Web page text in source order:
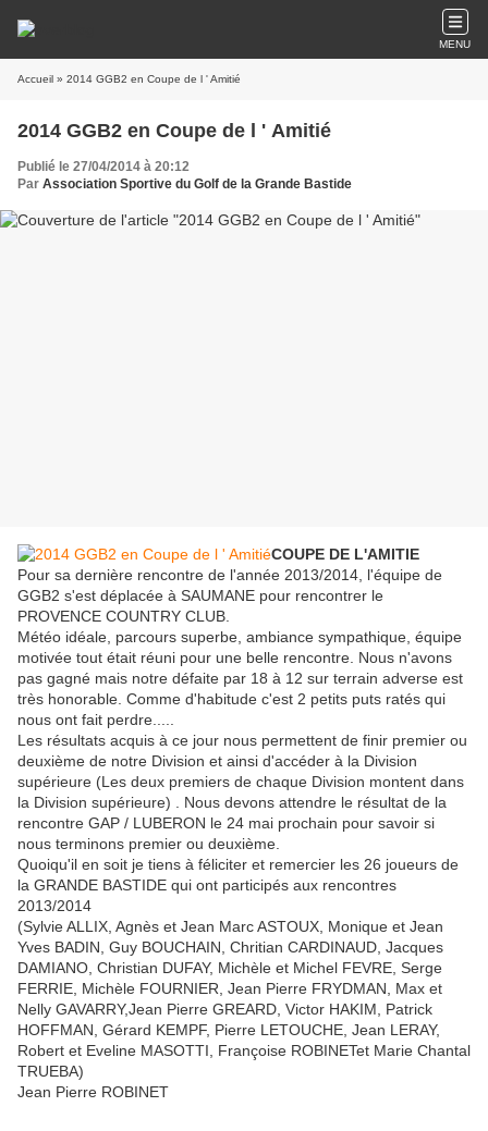
MENU
Accueil » 2014 GGB2 en Coupe de l ' Amitié
2014 GGB2 en Coupe de l ' Amitié
Publié le 27/04/2014 à 20:12
Par Association Sportive du Golf de la Grande Bastide
COUPE DE L'AMITIE
Pour sa dernière rencontre de l'année 2013/2014, l'équipe de
GGB2 s'est déplacée à SAUMANE pour rencontrer le
PROVENCE COUNTRY CLUB.
Météo idéale, parcours superbe, ambiance sympathique, équipe
motivée tout était réuni pour une belle rencontre. Nous n'avons
pas gagné mais notre défaite par 18 à 12 sur terrain adverse est
très honorable. Comme d'habitude c'est 2 petits puts ratés qui
nous ont fait perdre.....
Les résultats acquis à ce jour nous permettent de finir premier ou
deuxième de notre Division et ainsi d'accéder à la Division
supérieure (Les deux premiers de chaque Division montent dans
la Division supérieure) . Nous devons attendre le résultat de la
rencontre GAP / LUBERON le 24 mai prochain pour savoir si
nous terminons premier ou deuxième.
Quoiqu'il en soit je tiens à féliciter et remercier les 26 joueurs de
la GRANDE BASTIDE qui ont participés aux rencontres
2013/2014
(Sylvie ALLIX, Agnès et Jean Marc ASTOUX, Monique et Jean
Yves BADIN, Guy BOUCHAIN, Chritian CARDINAUD, Jacques
DAMIANO, Christian DUFAY, Michèle et Michel FEVRE, Serge
FERRIE, Michèle FOURNIER, Jean Pierre FRYDMAN, Max et
Nelly GAVARRY,Jean Pierre GREARD, Victor HAKIM, Patrick
HOFFMAN, Gérard KEMPF, Pierre LETOUCHE, Jean LERAY,
Robert et Eveline MASOTTI, Françoise ROBINETet Marie Chantal
TRUEBA)
Jean Pierre ROBINET